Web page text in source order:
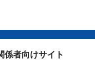
者向けサイト